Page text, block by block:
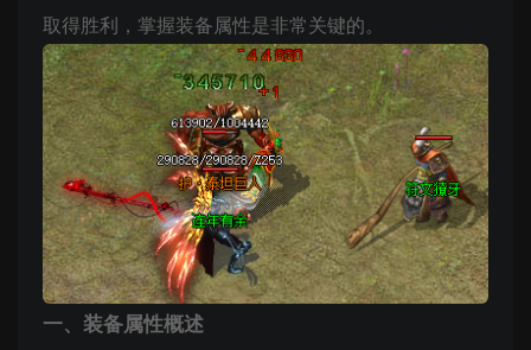
取得胜利，掌握装备属性是非常关键的。
一、装备属性概述